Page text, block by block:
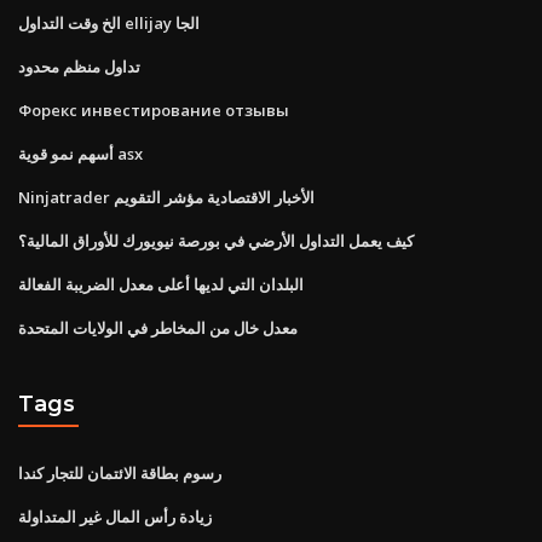
الخ وقت التداول ellijay الجا
تداول منظم محدود
Форекс инвестирование отзывы
أسهم نمو قوية asx
Ninjatrader الأخبار الاقتصادية مؤشر التقويم
كيف يعمل التداول الأرضي في بورصة نيويورك للأوراق المالية؟
البلدان التي لديها أعلى معدل الضريبة الفعالة
معدل خال من المخاطر في الولايات المتحدة
Tags
رسوم بطاقة الائتمان للتجار كندا
زيادة رأس المال غير المتداولة